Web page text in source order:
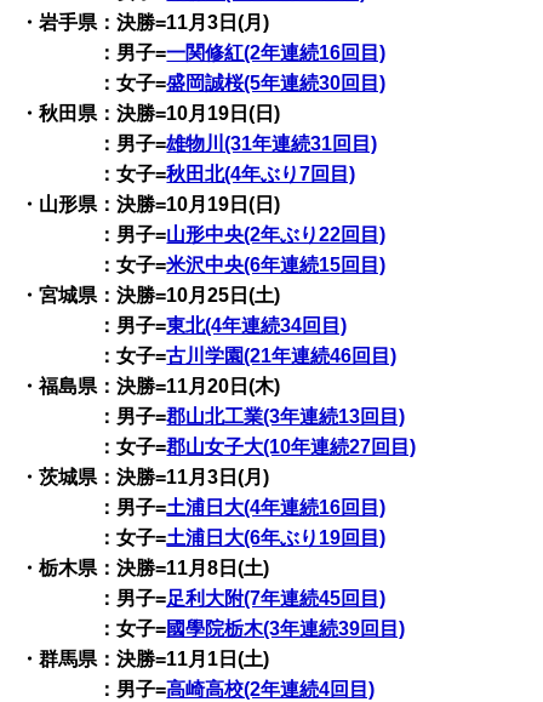
・岩手県：決勝=11月3日(月)
：男子=一関修紅(2年連続16回目)
：女子=盛岡誠桜(5年連続30回目)
・秋田県：決勝=10月19日(日)
：男子=雄物川(31年連続31回目)
：女子=秋田北(4年ぶり7回目)
・山形県：決勝=10月19日(日)
：男子=山形中央(2年ぶり22回目)
：女子=米沢中央(6年連続15回目)
・宮城県：決勝=10月25日(土)
：男子=東北(4年連続34回目)
：女子=古川学園(21年連続46回目)
・福島県：決勝=11月20日(木)
：男子=郡山北工業(3年連続13回目)
：女子=郡山女子大(10年連続27回目)
・茨城県：決勝=11月3日(月)
：男子=土浦日大(4年連続16回目)
：女子=土浦日大(6年ぶり19回目)
・栃木県：決勝=11月8日(土)
：男子=足利大附(7年連続45回目)
：女子=國學院栃木(3年連続39回目)
・群馬県：決勝=11月1日(土)
：男子=高崎高校(2年連続4回目)